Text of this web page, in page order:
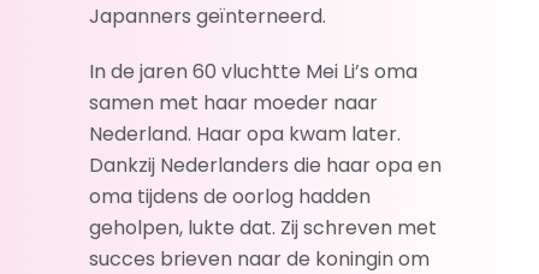
Japanners geïnterneerd.
In de jaren 60 vluchtte Mei Li’s oma
samen met haar moeder naar
Nederland. Haar opa kwam later.
Dankzij Nederlanders die haar opa en
oma tijdens de oorlog hadden
geholpen, lukte dat. Zij schreven met
succes brieven naar de koningin om